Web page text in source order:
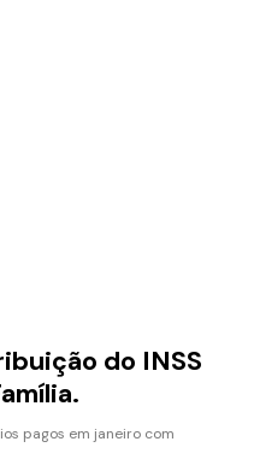
do INSS
pagos em janeiro com